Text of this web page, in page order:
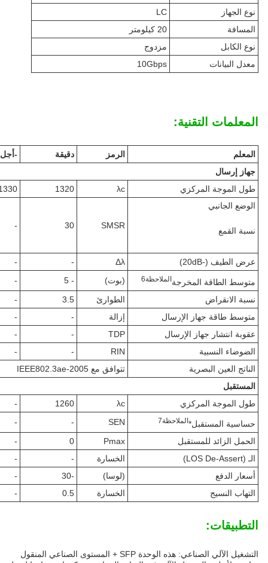
نوع الجهاز
LC
المسافة
20 كيلومتر
نوع الكابل
مزدوج
معدل البيانات
10Gbps
المعلمات التقنية:
المعلم الرمز دقيقة
-
جهاز إرسال
طول الموجة المركزي
λc
1320
الوضع الجانبي
نسبة القمع
SMSR
30
-
عرض الطيف (-20dB) Δλ
-
-
متوسط الطاقة المخرجةالملاحظة6 (بوت) - 5
-
نسبة الانقراض
الطوارئ 3.5
-
متوسط طاقة جهاز الإرسال
إزالة -
-
عقوبة انتشار جهاز الإرسال
TDP
-
-
الضوضاء النسبية
RIN
-
-
الناتج العين البصرية
تتوافق مع IEEE802.3ae-2005
المستقبل
طول الموجة المركزي
λc
1260
-
حساسية المستقبل*الملاحظة7
SEN
-
-
الحمل الزائد للمستقبل
Pmax
0
-
الـ (LOS De-Assert)
الخسارة -
-
أسعار الدفع
(لوسا) -30
-
التهاب النسيج
الخسارة 0.5
-
التطبيقات:
التشغيل الآلي الصناعي: هذه الوحدة SFP + المستوى الصناعي المنقول